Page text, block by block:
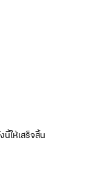
ให้เสร็จสิ้น